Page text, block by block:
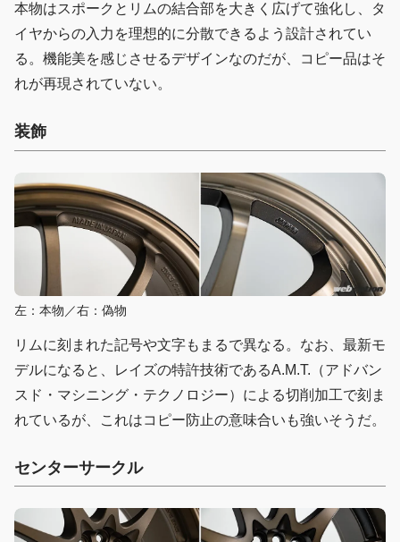
本物はスポークとリムの結合部を大きく広げて強化し、タ
イヤからの入力を理想的に分散できるよう設計されてい
る。機能美を感じさせるデザインなのだが、コピー品はそ
れが再現されていない。
装飾
左：本物／右：偽物
リムに刻まれた記号や文字もまるで異なる。なお、最新モ
デルになると、レイズの特許技術であるA.M.T.（アドバン
スド・マシニング・テクノロジー）による切削加工で刻ま
れているが、これはコピー防止の意味合いも強いそうだ。
センターサークル